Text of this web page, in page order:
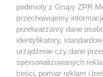
(w tym także elektroniczny
eksploatacji w jakiejkolwiek
Internecie bez pisemnej zgody
lub wykorzystanie utworów w
prawa, tzn. bez właściwej
może być ścigane prawnie.
podmioty z Grupy ZPR
przechowujemy
przetwarzamy dane
identyfikatory,
urządzenie czy dane
spersonalizowanych
treści, pomiar reklam i